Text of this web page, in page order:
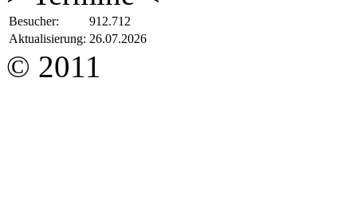
Besucher:
912.712
Aktualisierung: 26.07.2026
© 2011